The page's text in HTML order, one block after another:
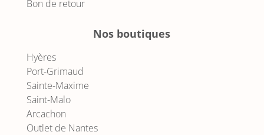
Bon de retour
Nos boutiques
Hyères
Port-Grimaud
Sainte-Maxime
Saint-Malo
Arcachon
Outlet de Nantes